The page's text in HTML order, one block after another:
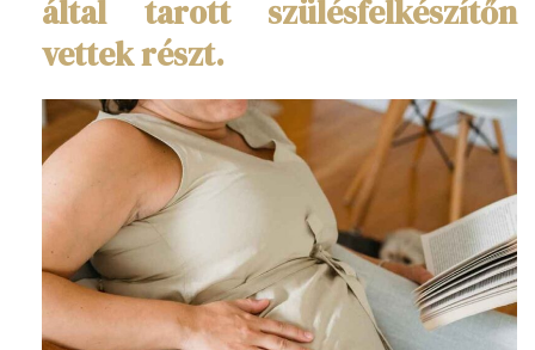
által tarott szülésfelkészítőn
vettek részt.